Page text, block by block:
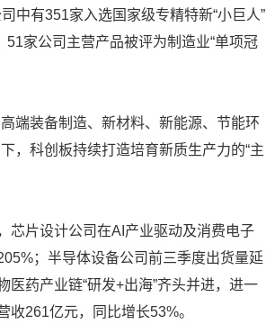
中有351家入选国家级专精特新“小巨人”
家公司主营产品被评为制造业“单项冠
端装备制造、新材料、新能源、节能环
，科创板持续打造培育新质生产力的“主
芯片设计公司在AI产业驱动及消费电子
；半导体设备公司前三季度出货量延
药产业链“研发+出海”齐头并进，进一
261亿元，同比增长53%。